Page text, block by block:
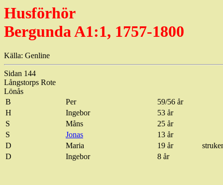
Husförhör
Bergunda A1:1, 1757-1800
Källa: Genline
Sidan 144
Långstorps Rote
Lönås
B
Per
59/56 år
H
Ingebor
53 år
S
Måns
25 år
S
Jonas
13 år
D
Maria 19 år
D
Ingebor 8 år